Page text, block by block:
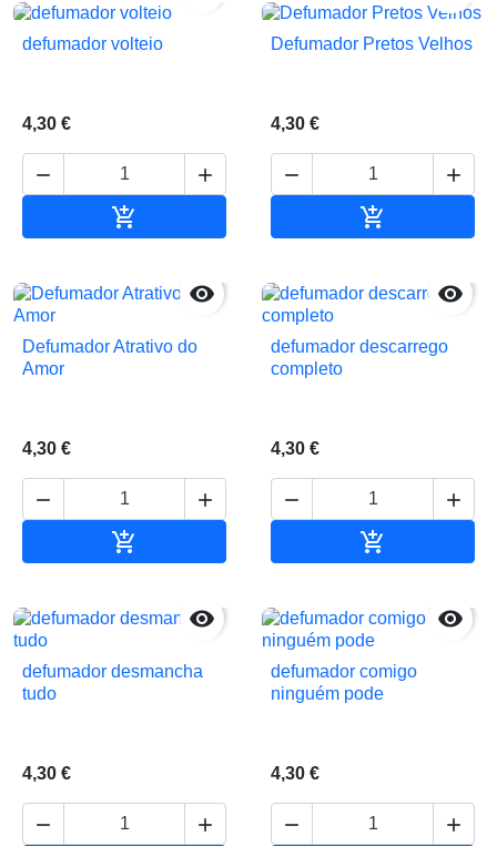
defumador volteio
4,30 €
 

Defumador Pretos Velhos
4,30 €
 


Defumador Atrativo do
Amor
4,30 €
 


defumador descarrego
completo
4,30 €
 


defumador desmancha
tudo
4,30 €
 

defumador comigo
ninguém pode
4,30 €
 